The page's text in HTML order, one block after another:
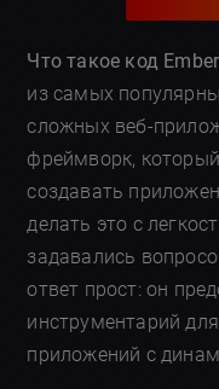
Что такое код
из самых
сложных веб-
фреймворк,
создавать
делать это с
задавались
ответ прост: он
инструментарий
приложений с